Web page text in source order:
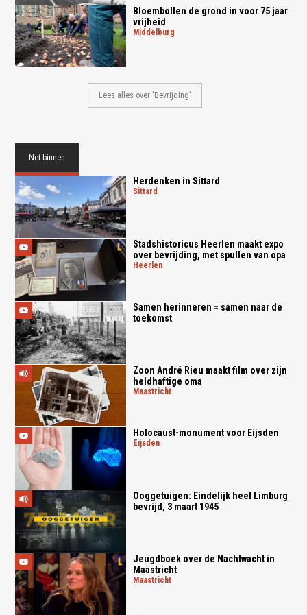
Bloembollen de grond in voor 75 jaar
vrijheid
middelburg
Lees alles over 'Bevrijding'
Net binnen
Herdenken in Sittard
sittard
Stadshistoricus Heerlen maakt expo
over bevrijding, met spullen van opa
heerlen
Samen herinneren = samen naar de
toekomst
Zoon André Rieu maakt film over zijn
heldhaftige oma
maastricht
Holocaust-monument voor Eijsden
eijsden
Ooggetuigen: Eindelijk heel Limburg
bevrijd, 3 maart 1945
Jeugdboek over de Nachtwacht in
Maastricht
maastricht